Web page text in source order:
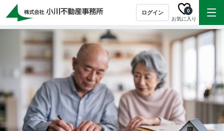
ログイン
お気に入り
0